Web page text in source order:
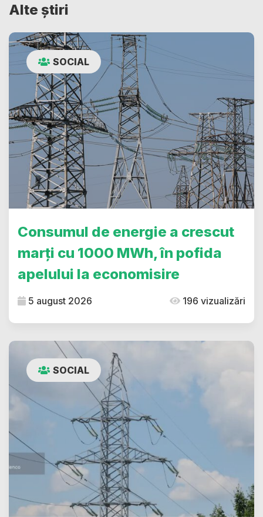
Alte știri
SOCIAL
Consumul de energie a crescut
marți cu 1000 MWh, în pofida
apelului la economisire
5 august 2026 196 vizualizări
SOCIAL